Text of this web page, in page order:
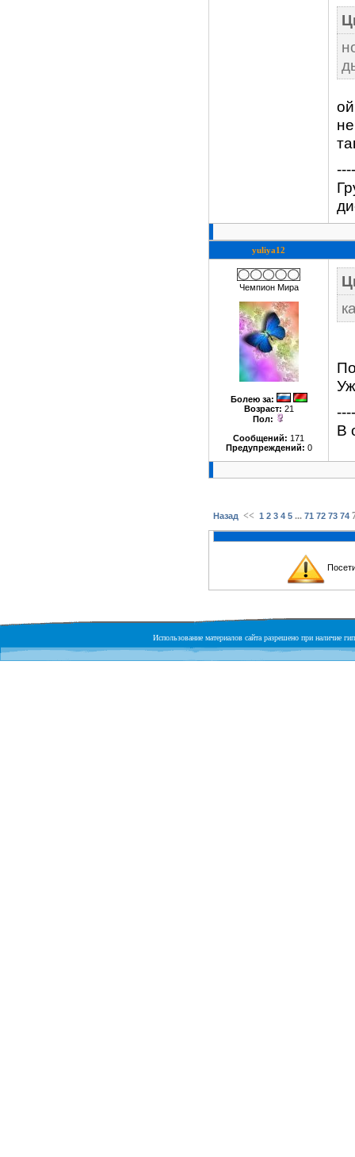
yuliya12
Чемпион Мира
Болею за:
Возраст: 21
Пол:
Сообщений: 171
Предупреждений: 0
В
Назад << 1 2 3 4 5 ... 71 72 73 74
Использование материалов сайта разрешено при